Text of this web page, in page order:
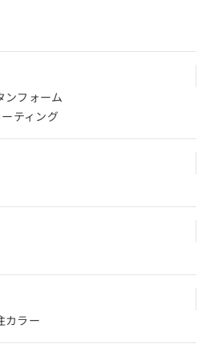
ンフォーム
ティング
カラー